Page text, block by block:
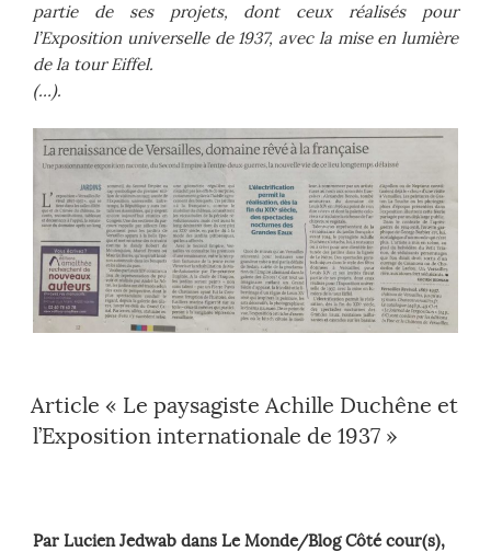
partie de ses projets, dont ceux réalisés pour
l’Exposition universelle de 1937, avec la mise en lumière
de la tour Eiffel.
(…).
Article « Le paysagiste Achille Duchêne et
l’Exposition internationale de 1937 »
Par Lucien Jedwab dans Le Monde/Blog Côté cour(s),